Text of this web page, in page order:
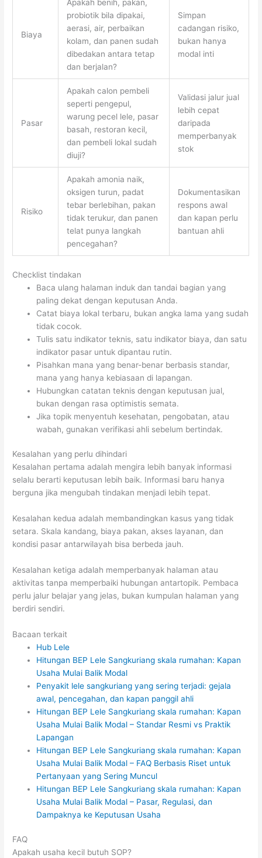
Biaya
Apakah benih, pakan,
probiotik bila dipakai,
aerasi, air, perbaikan
kolam, dan panen sudah
dibedakan antara tetap
dan berjalan?
Simpan
cadangan risiko,
bukan hanya
modal inti
Pasar
Apakah calon pembeli
seperti pengepul,
warung pecel lele, pasar
basah, restoran kecil,
dan pembeli lokal sudah
diuji?
Validasi jalur jual
lebih cepat
daripada
memperbanyak
stok
Risiko
Apakah amonia naik,
oksigen turun, padat
tebar berlebihan, pakan
tidak terukur, dan panen
telat punya langkah
pencegahan?
Dokumentasikan
respons awal
dan kapan perlu
bantuan ahli
Checklist tindakan
Baca ulang halaman induk dan tandai bagian yang
paling dekat dengan keputusan Anda.
Catat biaya lokal terbaru, bukan angka lama yang sudah
tidak cocok.
Tulis satu indikator teknis, satu indikator biaya, dan satu
indikator pasar untuk dipantau rutin.
Pisahkan mana yang benar-benar berbasis standar,
mana yang hanya kebiasaan di lapangan.
Hubungkan catatan teknis dengan keputusan jual,
bukan dengan rasa optimistis semata.
Jika topik menyentuh kesehatan, pengobatan, atau
wabah, gunakan verifikasi ahli sebelum bertindak.
Kesalahan yang perlu dihindari
Kesalahan pertama adalah mengira lebih banyak informasi
selalu berarti keputusan lebih baik. Informasi baru hanya
berguna jika mengubah tindakan menjadi lebih tepat.
Kesalahan kedua adalah membandingkan kasus yang tidak
setara. Skala kandang, biaya pakan, akses layanan, dan
kondisi pasar antarwilayah bisa berbeda jauh.
Kesalahan ketiga adalah memperbanyak halaman atau
aktivitas tanpa memperbaiki hubungan antartopik. Pembaca
perlu jalur belajar yang jelas, bukan kumpulan halaman yang
berdiri sendiri.
Bacaan terkait
Hub Lele
Hitungan BEP Lele Sangkuriang skala rumahan: Kapan
Usaha Mulai Balik Modal
Penyakit lele sangkuriang yang sering terjadi: gejala
awal, pencegahan, dan kapan panggil ahli
Hitungan BEP Lele Sangkuriang skala rumahan: Kapan
Usaha Mulai Balik Modal – Standar Resmi vs Praktik
Lapangan
Hitungan BEP Lele Sangkuriang skala rumahan: Kapan
Usaha Mulai Balik Modal – FAQ Berbasis Riset untuk
Pertanyaan yang Sering Muncul
Hitungan BEP Lele Sangkuriang skala rumahan: Kapan
Usaha Mulai Balik Modal – Pasar, Regulasi, dan
Dampaknya ke Keputusan Usaha
FAQ
Apakah usaha kecil butuh SOP?